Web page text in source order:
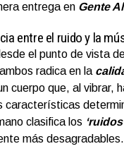
entrega en Gente
entre el ruido y la
el punto de vista
radica en la
cuerpo que, al vibrar,
características
clasifica los
más desagradables.